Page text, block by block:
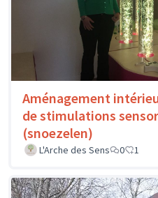
Aménagement
de stimulations
(snoezelen)
L'Arche des Sens 0 1